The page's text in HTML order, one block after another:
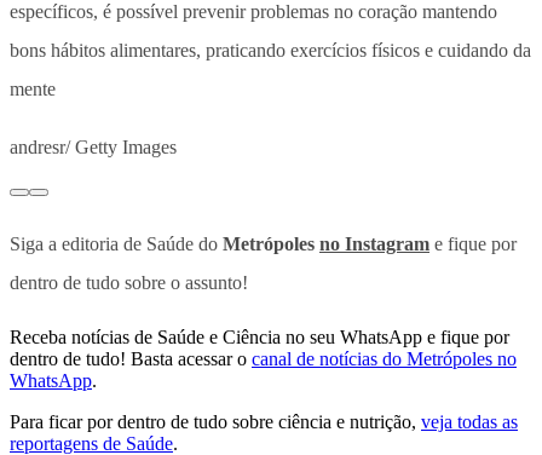
específicos, é possível prevenir problemas no coração mantendo
bons hábitos alimentares, praticando exercícios físicos e cuidando da
mente
andresr/ Getty Images
Siga a editoria de Saúde do Metrópoles no Instagram e fique por
dentro de tudo sobre o assunto!
Receba notícias de Saúde e Ciência no seu WhatsApp e fique por
dentro de tudo! Basta acessar o canal de notícias do Metrópoles no
WhatsApp.
Para ficar por dentro de tudo sobre ciência e nutrição, veja todas as
reportagens de Saúde.